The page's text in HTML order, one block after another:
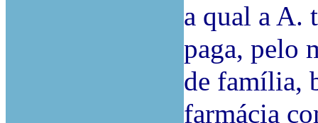
a qual a A.
paga, pelo
de família,
farmácia